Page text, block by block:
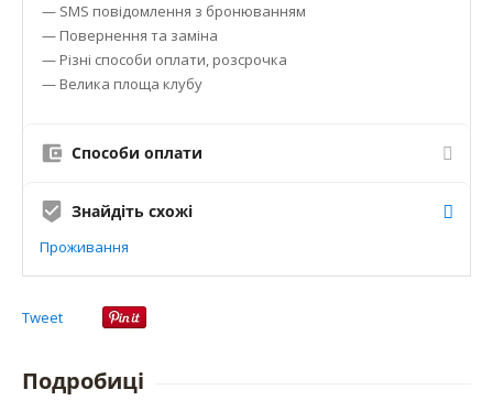
— SMS повідомлення з бронюванням
— Повернення та заміна
— Різні способи оплати, розсрочка
— Велика площа клубу
Способи оплати
Знайдіть схожі
Проживання
Tweet
Подробиці